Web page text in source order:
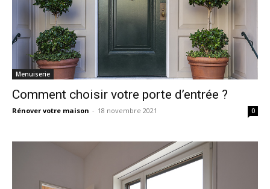
Menuiserie
Comment choisir votre porte d’entrée ?
Rénover votre maison - 18 novembre 2021 0